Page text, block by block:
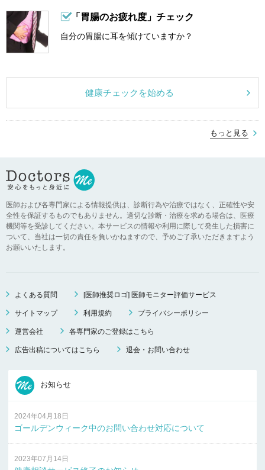
「胃腸のお疲れ度」チェック
自分の胃腸に耳を傾けていますか？
健康チェックを始める
もっと見る
医師および各専門家による情報提供は、診断行為や治療ではなく、正確性や安
全性を保証するものでもありません。適切な診断・治療を求める場合は、医療
機関等を受診してください。本サービスの情報や利用に際して発生した損害に
ついて、当社は一切の責任を負いかねますので、予めご了承いただきますよう
お願いいたします。
よくある質問 [医師推奨ロゴ] 医師モニター評価サービス
サイトマップ 利用規約 プライバシーポリシー
運営会社 各専門家のご登録はこちら
広告出稿についてはこちら 退会・お問い合わせ
お知らせ
2024年04月18日
ゴールデンウィーク中のお問い合わせ対応について
2023年07月14日